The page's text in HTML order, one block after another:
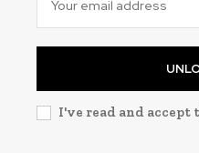
I've read and accept